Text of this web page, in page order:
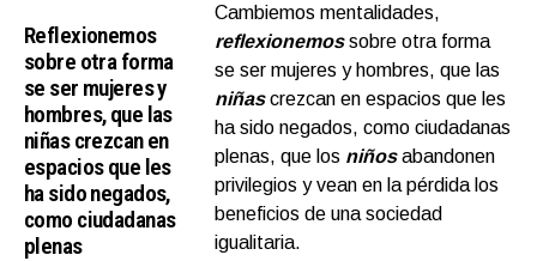
Reflexionemos
sobre otra forma
se ser mujeres y
hombres, que las
niñas crezcan en
espacios que les
ha sido negados,
como ciudadanas
plenas
Cambiemos mentalidades,
reflexionemossobre otra forma
se ser mujeres y hombres, que las
niñascrezcan en espacios que les
ha sido negados, como ciudadanas
plenas, que los niñosabandonen
privilegios y vean en la pérdida los
beneficios de una sociedad
igualitaria.